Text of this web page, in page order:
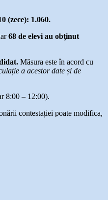
(zece): 1.060.
68 de elevi au obţinut
Măsura este în acord cu
a acestor date și de
8:00 – 12:00).
contestației poate modifica,